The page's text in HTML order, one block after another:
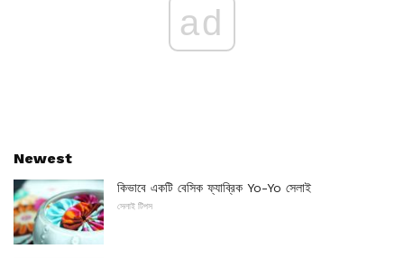
ad
Newest
কিভাবে একটি বেসিক ফ্যাব্রিক Yo-Yo সেলাই
সেলাই টিপস